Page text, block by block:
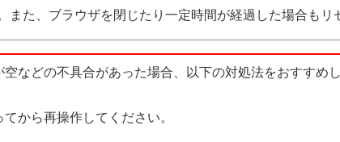
た、ブラウザを閉じたり一定時間が経過した場合もリ
などの不具合があった場合、以下の対処法をおすすめし
から再操作してください。